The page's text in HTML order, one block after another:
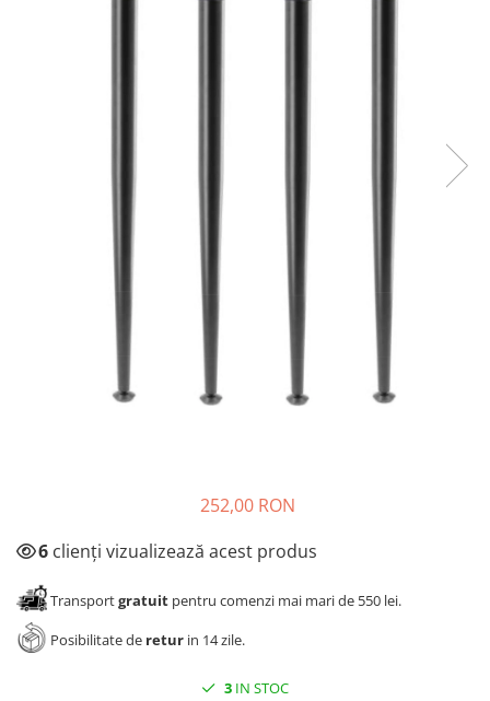
252,00 RON
6 clienți vizualizează acest produs
Transportgratuit pentru comenzi mai mari de 550 lei.
Posibilitate de retur in 14 zile.
3 IN STOC